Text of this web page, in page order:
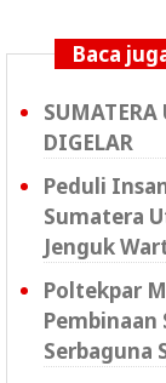
Baca
SUMATERA
DIGELAR
Peduli
Sumatera
Jenguk
Poltekpar
Pembinaan
Serbaguna